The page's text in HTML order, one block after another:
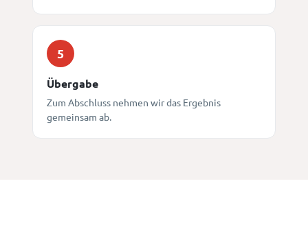
5
Übergabe
Zum Abschluss nehmen wir das Ergebnis
gemeinsam ab.